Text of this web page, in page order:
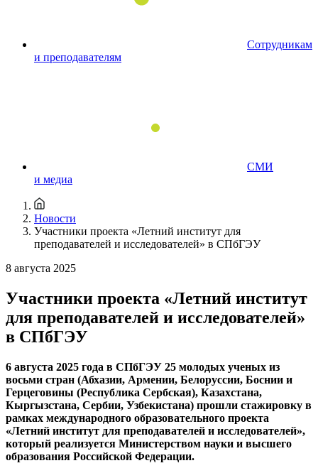
Сотрудникам
и преподавателям
СМИ
и медиа
Новости
Участники проекта «Летний институт для
преподавателей и исследователей» в СПбГЭУ
8 августа 2025
Участники проекта «Летний институт
для преподавателей и исследователей»
в СПбГЭУ
6 августа 2025 года в СПбГЭУ 25 молодых ученых из
восьми стран (Абхазии, Армении, Белоруссии, Боснии и
Герцеговины (Республика Сербская), Казахстана,
Кыргызстана, Сербии, Узбекистана) прошли стажировку в
рамках международного образовательного проекта
«Летний институт для преподавателей и исследователей»,
который реализуется Министерством науки и высшего
образования Российской Федерации.